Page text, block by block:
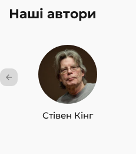
Наші автори
Стівен Кінг